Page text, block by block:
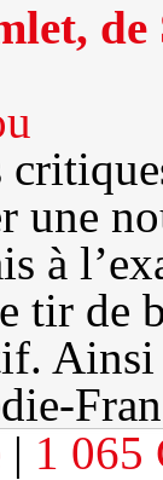
de
une
à
tir de
| 1 065